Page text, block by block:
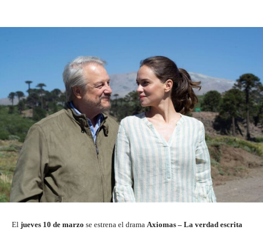
El jueves 10 de marzo se estrena el drama Axiomas – La verdad escrita